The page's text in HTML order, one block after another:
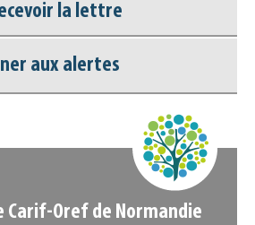
Scoop.it
la lettre
aux alertes
Carif-Oref de Normandie